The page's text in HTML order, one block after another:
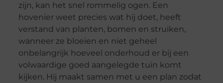
zijn, kan het snel rommelig ogen. Een
hovenier weet precies wat hij doet, heeft
verstand van planten, bomen en struiken,
wanneer ze bloeien en niet geheel
onbelangrijk hoeveel onderhoud er bij een
volwaardige goed aangelegde tuin komt
kijken. Hij maakt samen met u een plan zodat